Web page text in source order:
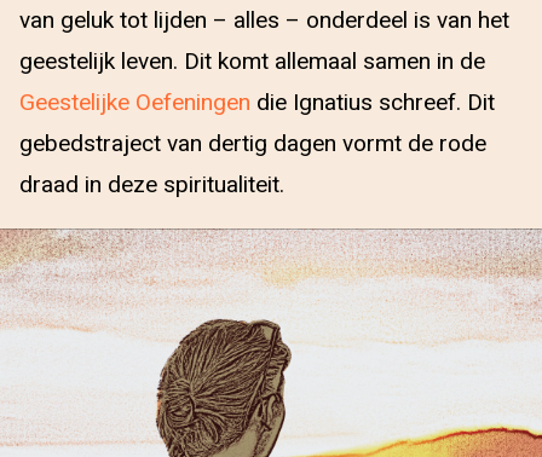
van geluk tot lijden – alles – onderdeel is van het
geestelijk leven. Dit komt allemaal samen in de
Geestelijke Oefeningen die Ignatius schreef. Dit
gebedstraject van dertig dagen vormt de rode
draad in deze spiritualiteit.